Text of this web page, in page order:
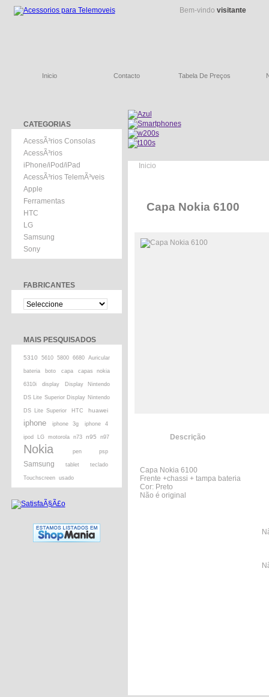
Bem-vindo visitante
Inicio Contacto Tabela De Preços
CATEGORIAS
AcessÃ³rios Consolas
AcessÃ³rios
iPhone/iPod/iPad
AcessÃ³rios TelemÃ³veis
Apple
Ferramentas
HTC
LG
Samsung
Sony
FABRICANTES
MAIS PESQUISADOS
5310 5610 5800 6680 Auricular
bateria boto capa capas nokia
6310i display Display Nintendo
DS Lite Superior Display Nintendo
DS Lite Superior HTC huawei
iphone iphone 3g iphone 4
ipod LG motorola n73 n95 n97
Nokia pen psp
Samsung tablet teclado
Touchscreen usado
Inicio
Capa Nokia 6100
Descrição
Capa Nokia 6100
Frente +chassi + tampa bateria
Cor: Preto
Não é original